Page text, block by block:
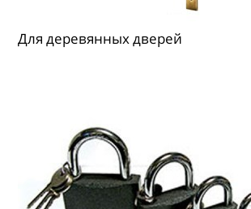
Для деревянных дверей